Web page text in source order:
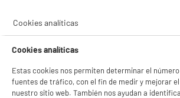
Cookies analíticas
Cookies analíticas
Estas cookies nos permiten determinar el
fuentes de tráfico, con el fin de medir y mejorar
nuestro sitio web. También nos ayudan a